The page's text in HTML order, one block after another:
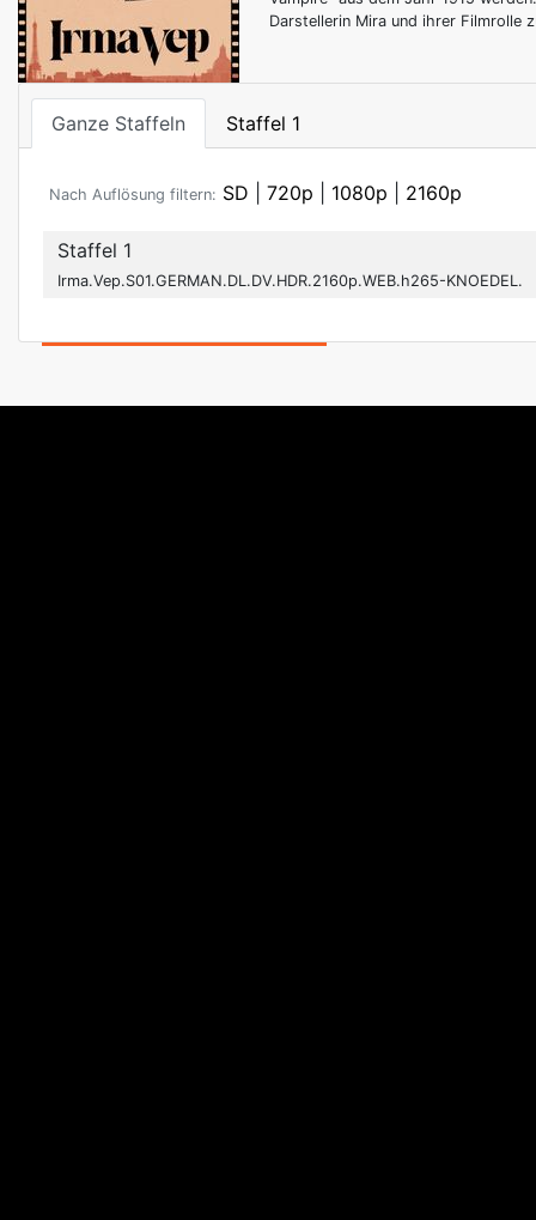
Darstellerin Mira und ihrer Filmrolle
Ganze Staffeln Staffel 1
Nach Auflösung filtern: SD 720p 1080p 2160p
Staffel 1
Irma.Vep.S01.GERMAN.DL.DV.HDR.2160p.WEB.h265-KNOEDEL.